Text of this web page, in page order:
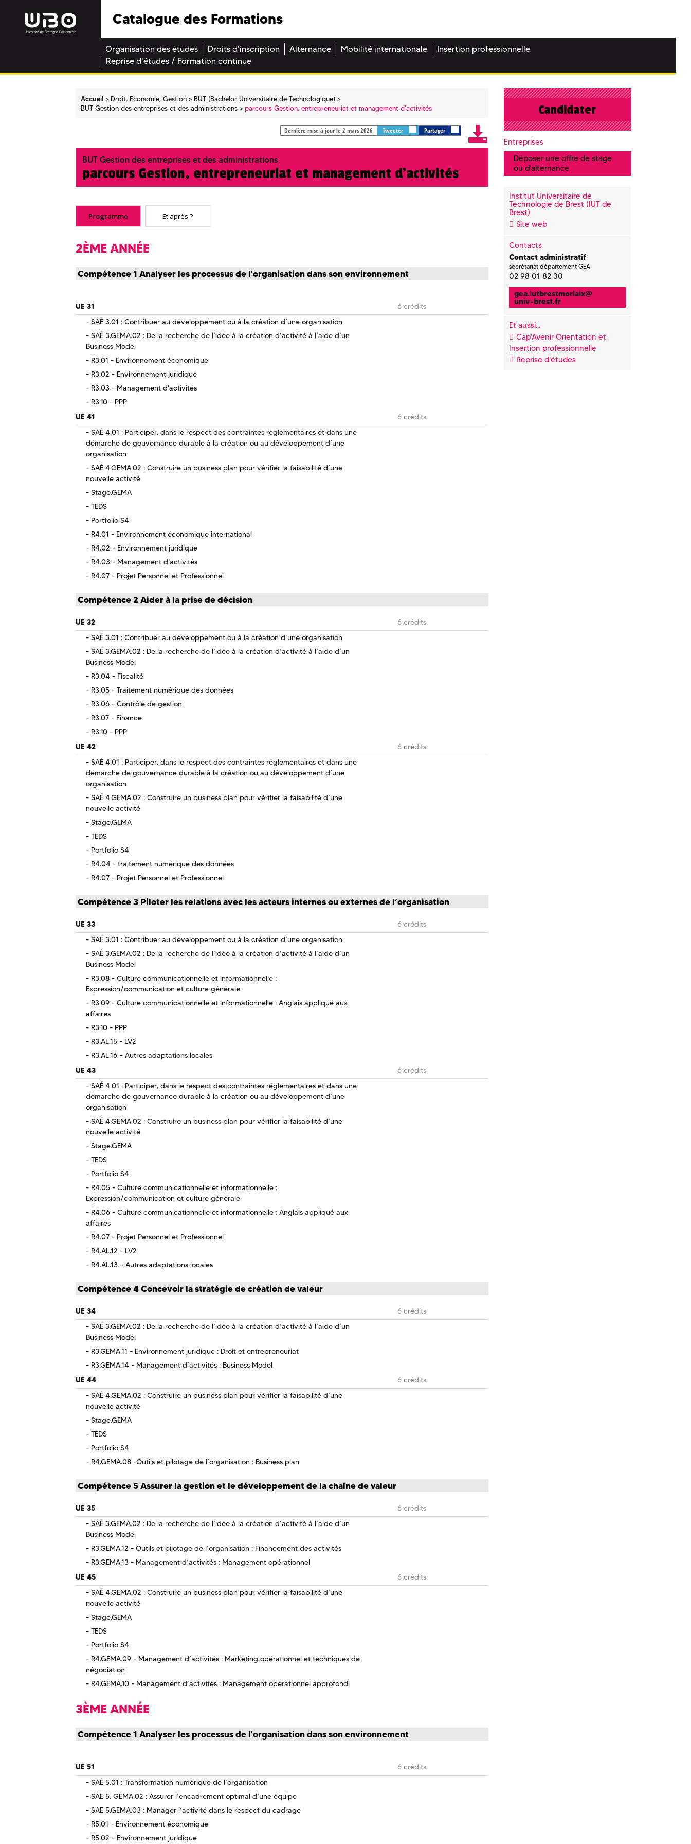
Catalogue des Formations
Organisation des études Droits d'inscription Alternance Mobilité internationale
Insertion professionnelle
Reprise d'études / Formation continue
Accueil Droit, Economie, Gestion
BUT (Bachelor Universitaire de Technologique)
BUT Gestion des entreprises et des administrations
parcours Gestion, entrepreneuriat et management d'activités
Dernière mise à jour le 2 mars 2026 Tweeter Partager
BUT Gestion des entreprises et des administrations
parcours Gestion, entrepreneuriat et management d'activités
Programme Et après ?
2ÈME ANNÉE
Compétence 1 Analyser les processus de l'organisation dans son environnement
UE 31
6 crédits
SAÉ 3.01 : Contribuer au développement ou à la création d’une organisation
SAÉ 3.GEMA.02 : De la recherche de l’idée à la création d’activité à l’aide d’un
Business Model
R3.01 - Environnement économique
R3.02 - Environnement juridique
R3.03 - Management d'activités
R3.10 - PPP
UE 41
6 crédits
SAÉ 4.01 : Participer, dans le respect des contraintes réglementaires et dans une
démarche de gouvernance durable à la création ou au développement d’une
organisation
SAÉ 4.GEMA.02 : Construire un business plan pour vérifier la faisabilité d’une
nouvelle activité
Stage.GEMA
TEDS
Portfolio S4
R4.01 - Environnement économique international
R4.02 - Environnement juridique
R4.03 - Management d'activités
R4.07 - Projet Personnel et Professionnel
Compétence 2 Aider à la prise de décision
UE 32
6 crédits
SAÉ 3.01 : Contribuer au développement ou à la création d’une organisation
SAÉ 3.GEMA.02 : De la recherche de l’idée à la création d’activité à l’aide d’un
Business Model
R3.04 - Fiscalité
R3.05 - Traitement numérique des données
R3.06 - Contrôle de gestion
R3.07 - Finance
R3.10 - PPP
UE 42
6 crédits
SAÉ 4.01 : Participer, dans le respect des contraintes réglementaires et dans une
démarche de gouvernance durable à la création ou au développement d’une
organisation
SAÉ 4.GEMA.02 : Construire un business plan pour vérifier la faisabilité d’une
nouvelle activité
Stage.GEMA
TEDS
Portfolio S4
R4.04 - traitement numérique des données
R4.07 - Projet Personnel et Professionnel
Compétence 3 Piloter les relations avec les acteurs internes ou externes de l’organisation
UE 33
6 crédits
SAÉ 3.01 : Contribuer au développement ou à la création d’une organisation
SAÉ 3.GEMA.02 : De la recherche de l’idée à la création d’activité à l’aide d’un
Business Model
R3.08 - Culture communicationnelle et informationnelle :
Expression/communication et culture générale
R3.09 - Culture communicationnelle et informationnelle : Anglais appliqué aux
affaires
R3.10 - PPP
R3.AL.15 - LV2
R3.AL.16 – Autres adaptations locales
UE 43
6 crédits
SAÉ 4.01 : Participer, dans le respect des contraintes réglementaires et dans une
démarche de gouvernance durable à la création ou au développement d’une
organisation
SAÉ 4.GEMA.02 : Construire un business plan pour vérifier la faisabilité d’une
nouvelle activité
Stage.GEMA
TEDS
Portfolio S4
R4.05 - Culture communicationnelle et informationnelle :
Expression/communication et culture générale
R4.06 - Culture communicationnelle et informationnelle : Anglais appliqué aux
affaires
R4.07 - Projet Personnel et Professionnel
R4.AL.12 - LV2
R4.AL.13 – Autres adaptations locales
Compétence 4 Concevoir la stratégie de création de valeur
UE 34
6 crédits
SAÉ 3.GEMA.02 : De la recherche de l’idée à la création d’activité à l’aide d’un
Business Model
R3.GEMA.11 - Environnement juridique : Droit et entrepreneuriat
R3.GEMA.14 - Management d’activités : Business Model
UE 44
6 crédits
SAÉ 4.GEMA.02 : Construire un business plan pour vérifier la faisabilité d’une
nouvelle activité
Stage.GEMA
TEDS
Portfolio S4
R4.GEMA.08 -Outils et pilotage de l’organisation : Business plan
Compétence 5 Assurer la gestion et le développement de la chaîne de valeur
UE 35
6 crédits
SAÉ 3.GEMA.02 : De la recherche de l’idée à la création d’activité à l’aide d’un
Business Model
R3.GEMA.12 - Outils et pilotage de l’organisation : Financement des activités
R3.GEMA.13 - Management d’activités : Management opérationnel
UE 45
6 crédits
SAÉ 4.GEMA.02 : Construire un business plan pour vérifier la faisabilité d’une
nouvelle activité
Stage.GEMA
TEDS
Portfolio S4
R4.GEMA.09 - Management d’activités : Marketing opérationnel et techniques de
négociation
R4.GEMA.10 - Management d’activités : Management opérationnel approfondi
3ÈME ANNÉE
Compétence 1 Analyser les processus de l'organisation dans son environnement
UE 51
6 crédits
SAÉ 5.01 : Transformation numérique de l’organisation
SAE 5. GEMA.02 : Assurer l’encadrement optimal d’une équipe
SAE 5.GEMA.03 : Manager l’activité dans le respect du cadrage
R5.01 - Environnement économique
R5.02 - Environnement juridique
Candidater
Entreprises
Déposer une offre de stage
ou d'alternance
Institut Universitaire de
Technologie de Brest (IUT de
Brest)
Site web
Contacts
Contact administratif
secrétariat département GEA
02 98 01 82 30
gea.iutbrestmorlaix@
univ-brest.fr
Et aussi...
Cap'Avenir Orientation et
Insertion professionnelle
Reprise d'études